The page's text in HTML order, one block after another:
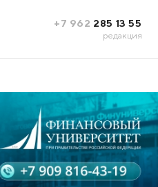
+7 962 285 13 55
редакция